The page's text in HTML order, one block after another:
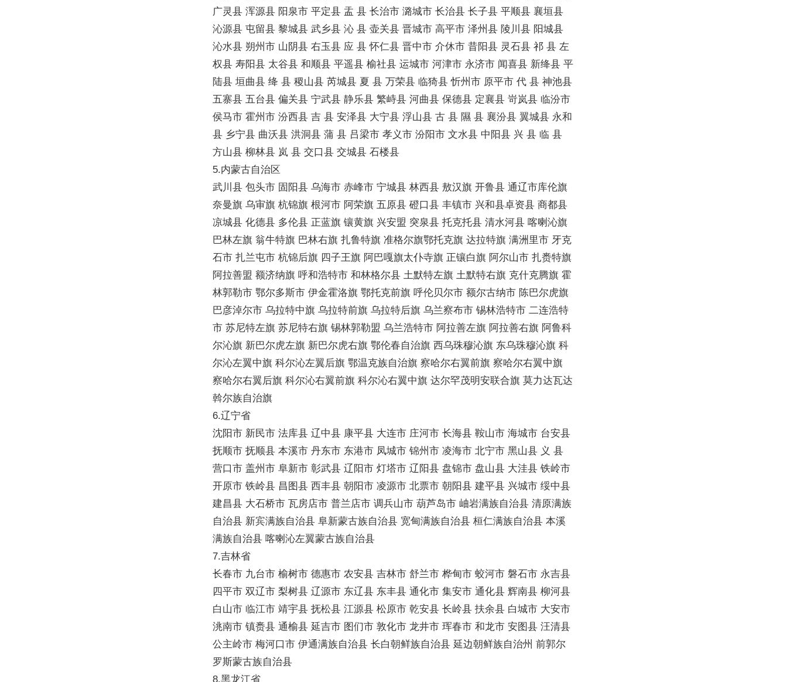
广灵县 浑源县 阳泉市 平定县 盂 县 长治市 潞城市 长治县 长子县 平顺县 襄垣县
沁源县 屯留县 黎城县 武乡县 沁 县 壶关县 晋城市 高平市 泽州县 陵川县 阳城县
沁水县 朔州市 山阴县 右玉县 应 县 怀仁县 晋中市 介休市 昔阳县 灵石县 祁 县 左
权县 寿阳县 太谷县 和顺县 平遥县 榆社县 运城市 河津市 永济市 闻喜县 新绛县 平
陆县 垣曲县 绛 县 稷山县 芮城县 夏 县 万荣县 临猗县 忻州市 原平市 代 县 神池县
五寨县 五台县 偏关县 宁武县 静乐县 繁峙县 河曲县 保德县 定襄县 岢岚县 临汾市
侯马市 霍州市 汾西县 吉 县 安泽县 大宁县 浮山县 古 县 隰 县 襄汾县 翼城县 永和
县 乡宁县 曲沃县 洪洞县 蒲 县 吕梁市 孝义市 汾阳市 文水县 中阳县 兴 县 临 县
方山县 柳林县 岚 县 交口县 交城县 石楼县
5.内蒙古自治区
武川县 包头市 固阳县 乌海市 赤峰市 宁城县 林西县 敖汉旗 开鲁县 通辽市库伦旗
奈曼旗 乌审旗 杭锦旗 根河市 阿荣旗 五原县 磴口县 丰镇市 兴和县卓资县 商都县
凉城县 化德县 多伦县 正蓝旗 镶黄旗 兴安盟 突泉县 托克托县 清水河县 喀喇沁旗
巴林左旗 翁牛特旗 巴林右旗 扎鲁特旗 准格尔旗鄂托克旗 达拉特旗 满洲里市 牙克
石市 扎兰屯市 杭锦后旗 四子王旗 阿巴嘎旗太仆寺旗 正镶白旗 阿尔山市 扎赉特旗
阿拉善盟 额济纳旗 呼和浩特市 和林格尔县 土默特左旗 土默特右旗 克什克腾旗 霍
林郭勒市 鄂尔多斯市 伊金霍洛旗 鄂托克前旗 呼伦贝尔市 额尔古纳市 陈巴尔虎旗
巴彦淖尔市 乌拉特中旗 乌拉特前旗 乌拉特后旗 乌兰察布市 锡林浩特市 二连浩特
市 苏尼特左旗 苏尼特右旗 锡林郭勒盟 乌兰浩特市 阿拉善左旗 阿拉善右旗 阿鲁科
尔沁旗 新巴尔虎左旗 新巴尔虎右旗 鄂伦春自治旗 西乌珠穆沁旗 东乌珠穆沁旗 科
尔沁左翼中旗 科尔沁左翼后旗 鄂温克族自治旗 察哈尔右翼前旗 察哈尔右翼中旗
察哈尔右翼后旗 科尔沁右翼前旗 科尔沁右翼中旗 达尔罕茂明安联合旗 莫力达瓦达
斡尔族自治旗
6.辽宁省
沈阳市 新民市 法库县 辽中县 康平县 大连市 庄河市 长海县 鞍山市 海城市 台安县
抚顺市 抚顺县 本溪市 丹东市 东港市 凤城市 锦州市 凌海市 北宁市 黑山县 义 县
营口市 盖州市 阜新市 彰武县 辽阳市 灯塔市 辽阳县 盘锦市 盘山县 大洼县 铁岭市
开原市 铁岭县 昌图县 西丰县 朝阳市 凌源市 北票市 朝阳县 建平县 兴城市 绥中县
建昌县 大石桥市 瓦房店市 普兰店市 调兵山市 葫芦岛市 岫岩满族自治县 清原满族
自治县 新宾满族自治县 阜新蒙古族自治县 宽甸满族自治县 桓仁满族自治县 本溪
满族自治县 喀喇沁左翼蒙古族自治县
7.吉林省
长春市 九台市 榆树市 德惠市 农安县 吉林市 舒兰市 桦甸市 蛟河市 磐石市 永吉县
四平市 双辽市 梨树县 辽源市 东辽县 东丰县 通化市 集安市 通化县 辉南县 柳河县
白山市 临江市 靖宇县 抚松县 江源县 松原市 乾安县 长岭县 扶余县 白城市 大安市
洮南市 镇赉县 通榆县 延吉市 图们市 敦化市 龙井市 珲春市 和龙市 安图县 汪清县
公主岭市 梅河口市 伊通满族自治县 长白朝鲜族自治县 延边朝鲜族自治州 前郭尔
罗斯蒙古族自治县
8.黑龙江省